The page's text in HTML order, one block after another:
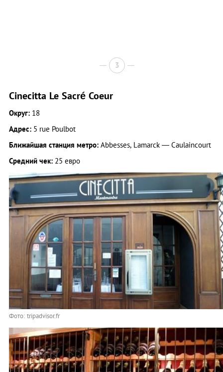
3
Cinecitta Le Sacré Coeur
Округ: 18
Адрес: 5 rue Poulbot
Ближайшая станция метро: Abbesses, Lamarck — Caulaincourt
Средний чек: 25 евро
Фото: tripadvisor.fr